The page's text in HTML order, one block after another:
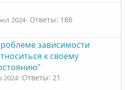
с
2024 Ответы: 186
зависимости
к своему
2024 Ответы: 21